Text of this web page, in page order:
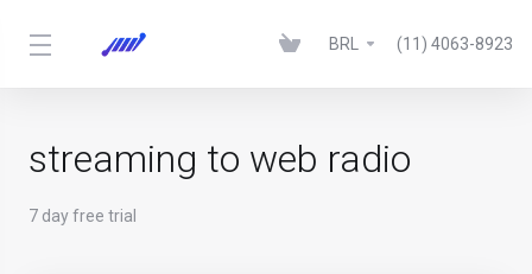
BRL (11) 4063-8923
streaming to web radio
7 day free trial